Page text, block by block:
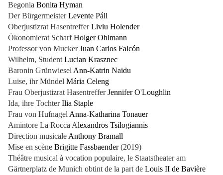
Begonia Bonita Hyman
Der BürgermeisterLevente Páll
Oberjustizrat HasentrefferLiviu Holender
Ökonomierat ScharfHolger Ohlmann
Professor von MuckerJuan Carlos Falcón
Wilhelm, Student Lucian Krasznec
Baronin Grünwiesel Ann-Katrin Naidu
Luise, ihr Mündel Mária Celeng
Frau Oberjustizrat HasentrefferJennifer O'Loughlin
Ida, ihre TochterIlia Staple
Frau von Hufnagel Anna-Katharina Tonauer
Amintore La Rocca Alexandros Tsilogiannis
Direction musicale Anthony Bramall
Mise en scène Brigitte Fassbaender(2019)
Théâtre musical à vocation populaire, le Staatstheater am
Gärtnerplatz de Munich obtint de la part de Louis II de Bavière